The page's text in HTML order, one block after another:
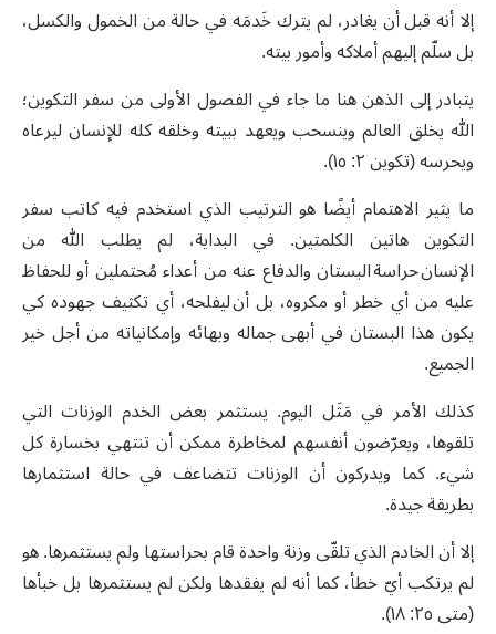
إلا أنه قبل أن يغادر، لم يترك خَدمَه في حالة من الخمول والكسل،
بل سلّم إليهم أملاكه وأمور بيته.
يتبادر إلى الذهن هنا ما جاء في الفصول الأولى من سفر التكوين؛
الله يخلق العالم وينسحب ويعهد ببيته وخلقه كله للإنسان ليرعاه
ويحرسه (تكوين ٢: ١٥).
ما يثير الاهتمام أيضًا هو الترتيب الذي استخدم فيه كاتب سفر
التكوين هاتين الكلمتين. في البداية، لم يطلب الله من
الإنسان حراسة البستان والدفاع عنه من أعداء مُحتملين أو للحفاظ
عليه من أي خطر أو مكروه، بل أن ليفلحه، أي تكثيف جهوده كي
يكون هذا البستان في أبهى جماله وبهائه وإمكانياته من أجل خير
الجميع.
كذلك الأمر في مَثَل اليوم. يستثمر بعض الخدم الوزنات التي
تلقوها، ويعرّضون أنفسهم لمخاطرة ممكن أن تنتهي بخسارة كل
شيء. كما ويدركون أن الوزنات تتضاعف في حالة استثمارها
بطريقة جيدة.
إلا أن الخادم الذي تلقّى وزنة واحدة قام بحراستها ولم يستثمرها. هو
لم يرتكب أيّ خطأ، كما أنه لم يفقدها ولكن لم يستثمرها بل خبأها
(متى ٢٥: ١٨).